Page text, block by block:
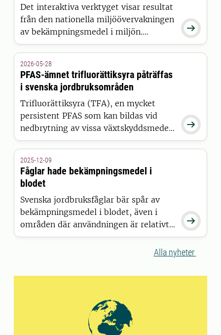

Det interaktiva verktyget visar resultat
från den nationella miljöövervakningen
av bekämpningsmedel i miljön.
Datavisaren gör det enklare att
ytvatten, grundvatten och nederbörd
på ett samlat och flexibelt sätt.

2026-05-28
PFAS-ämnet trifluorättiksyra påträffas
i svenska jordbruksområden
Trifluorättiksyra (TFA), en mycket
persistent PFAS som kan bildas vid
nedbrytning av vissa växtskyddsmedel,
har påträffats i både yt- och
jordbruksområden.

2025-12-09
Fåglar hade bekämpningsmedel i
blodet
Svenska jordbruksfåglar bär spår av
bekämpningsmedel i blodet, även i
områden där användningen är relativt
låg. Det visar en ny studie från Sveriges
lantbruksuniversitet (SLU). Även om
begränsat bidrar studien med viktig
Alla nyheter